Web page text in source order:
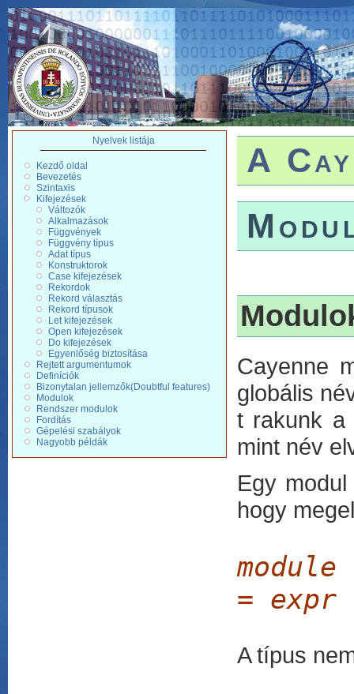
Nyelvek listája
Kezdő oldal
Bevezetés
Szintaxis
Kifejezések
Változók
Alkalmazások
Függvények
Függvény típus
Adat típus
Konstruktorok
Case kifejezések
Rekordok
Rekord választás
Rekord típusok
Let kifejezések
Open kifejezések
Do kifejezések
Egyenlőség biztosítása
Rejtett argumentumok
Definíciók
Bizonytalan jellemzők(Doubtful features)
Modulok
Rendszer modulok
Fordítás
Gépelési szabályok
Nagyobb példák
A
Cayenne
globális
t rakunk a
mint név
Egy
hogy
module
= expr
A típus